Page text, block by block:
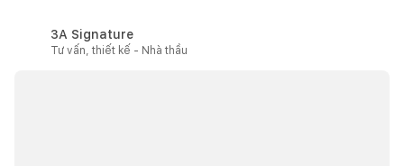
3A Signature
Tư vấn, thiết kế - Nhà thầu